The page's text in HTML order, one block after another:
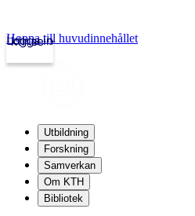
kth.se
Logga in
Hoppa till huvudinnehållet
Utbildning
Forskning
Samverkan
Om KTH
Bibliotek